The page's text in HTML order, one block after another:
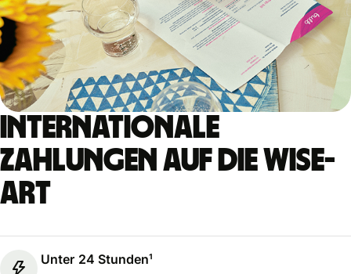
Internationale
Zahlungen auf die Wise-
Art
Unter 24 Stunden¹